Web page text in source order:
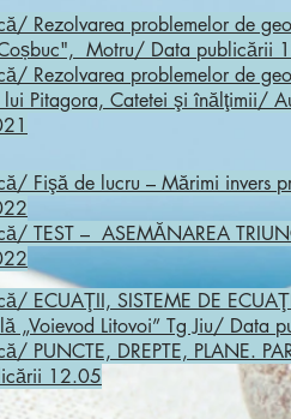
Rezolvarea problemelor de
Motru/ Data publicării
Rezolvarea problemelor de
lui Pitagora, Catetei şi înălţimii/
Fişă de lucru – Mărimi invers
TEST – ASEMĂNAREA
ECUAŢII, SISTEME DE
„Voievod Litovoi” Tg Jiu/ Data
PUNCTE, DREPTE, PLANE.
12.05